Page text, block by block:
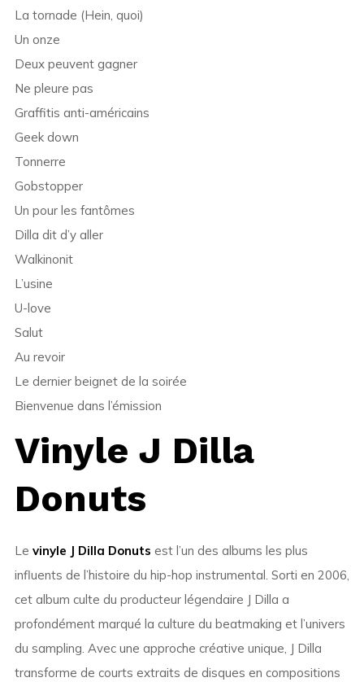
La tornade (Hein, quoi)
Un onze
Deux peuvent gagner
Ne pleure pas
Graffitis anti-américains
Geek down
Tonnerre
Gobstopper
Un pour les fantômes
Dilla dit d’y aller
Walkinonit
L’usine
U-love
Salut
Au revoir
Le dernier beignet de la soirée
Bienvenue dans l’émission
Vinyle J Dilla
Donuts
Le vinyle J Dilla Donuts est l’un des albums les plus
influents de l’histoire du hip-hop instrumental. Sorti en 2006,
cet album culte du producteur légendaire J Dilla a
profondément marqué la culture du beatmaking et l’univers
du sampling. Avec une approche créative unique, J Dilla
transforme de courts extraits de disques en compositions